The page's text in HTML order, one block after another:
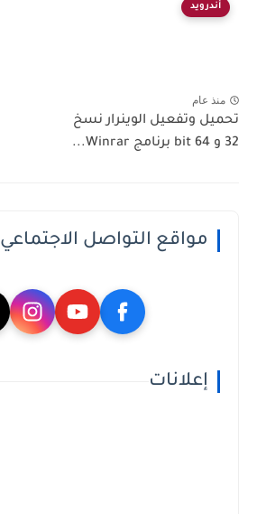
أندرويد
منذ عام
تحميل وتفعيل الوينرار نسخ
32 و 64 bit برنامج Winrar...
مواقع التواصل الاجتماعي
إعلانات